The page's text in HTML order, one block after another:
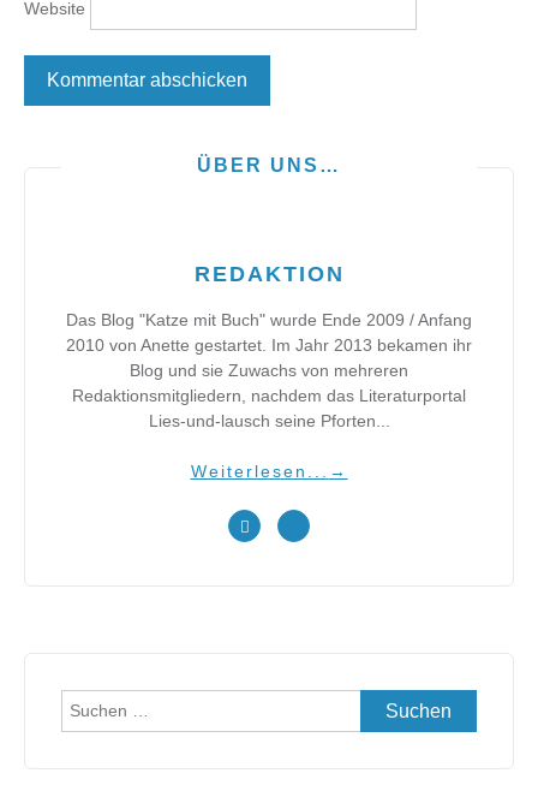
Website
ÜBER UNS…
REDAKTION
Das Blog "Katze mit Buch" wurde Ende 2009 / Anfang
2010 von Anette gestartet. Im Jahr 2013 bekamen ihr
Blog und sie Zuwachs von mehreren
Redaktionsmitgliedern, nachdem das Literaturportal
Lies-und-lausch seine Pforten...
Weiterlesen... →
Suchen